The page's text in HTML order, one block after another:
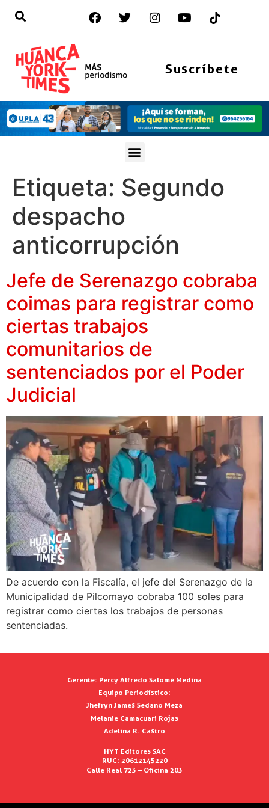
Suscríbete
Etiqueta: Segundo
despacho
anticorrupción
Jefe de Serenazgo cobraba
coimas para registrar como
ciertas trabajos
comunitarios de
sentenciados por el Poder
Judicial
De acuerdo con la Fiscalía, el jefe del Serenazgo de la
Municipalidad de Pilcomayo cobraba 100 soles para
registrar como ciertas los trabajos de personas
sentenciadas.
Gerente: Percy Alfredo Salomé Medina
Equipo Periodístico:
Jhefryn James Sedano Meza
Melanie Camacuari Rojas
Adelina R. Castro
HYT Editores SAC
RUC: 20612145220
Calle Real 723 – Oficina 203